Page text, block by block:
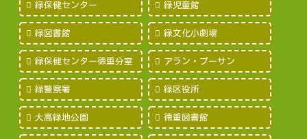
緑保健センター 緑児童館
緑図書館 緑文化小劇場
緑保健センター徳重分室 アラン・プーサン
緑警察署 緑区役所
大高緑地公園 徳重図書館